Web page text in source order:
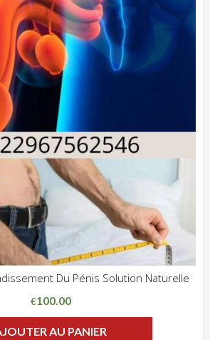
Du Pénis Solution Naturelle
€100.00
AU PANIER